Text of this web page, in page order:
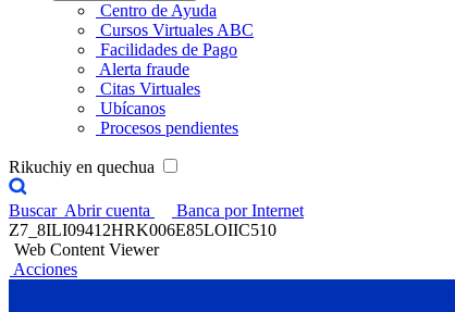
Centro de Ayuda
Cursos Virtuales ABC
Facilidades de Pago
Alerta fraude
Citas Virtuales
Ubícanos
Procesos pendientes
Rikuchiy en quechua
Buscar Abrir cuenta
Banca por Internet
Z7_8ILI09412HRK006E85LOIIC510
Web Content Viewer
Acciones